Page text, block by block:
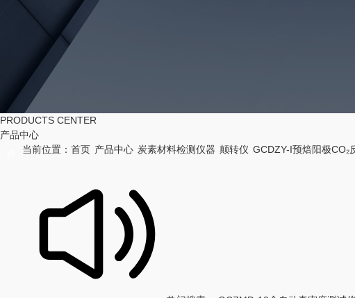
PRODUCTS CENTER
产品中心
当前位置： 首页 产品中心 炭素材料检测仪器 颠转仪 GCDZY-I预焙阳极CO₂